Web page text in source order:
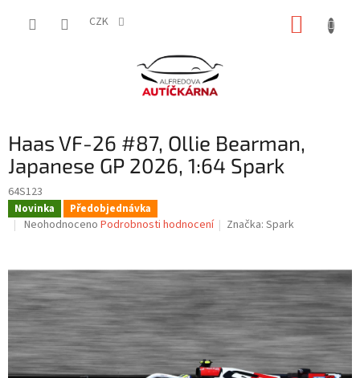
CZK
Haas VF-26 #87, Ollie Bearman,
Japanese GP 2026, 1:64 Spark
64S123
Novinka Předobjednávka
Průměrné
je
0,0
z
5
hvězdiček.
Neohodnoceno Podrobnosti hodnocení Značka:Spark